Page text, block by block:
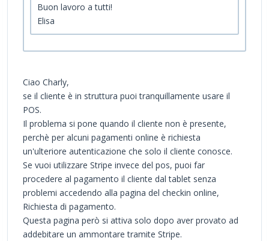
Buon lavoro a tutti!
Elisa
Ciao Charly,
se il cliente è in struttura puoi tranquillamente usare il
POS.
Il problema si pone quando il cliente non è presente,
perchè per alcuni pagamenti online è richiesta
un'ulteriore autenticazione che solo il cliente conosce.
Se vuoi utilizzare Stripe invece del pos, puoi far
procedere al pagamento il cliente dal tablet senza
problemi accedendo alla pagina del checkin online,
Richiesta di pagamento.
Questa pagina però si attiva solo dopo aver provato ad
addebitare un ammontare tramite Stripe.